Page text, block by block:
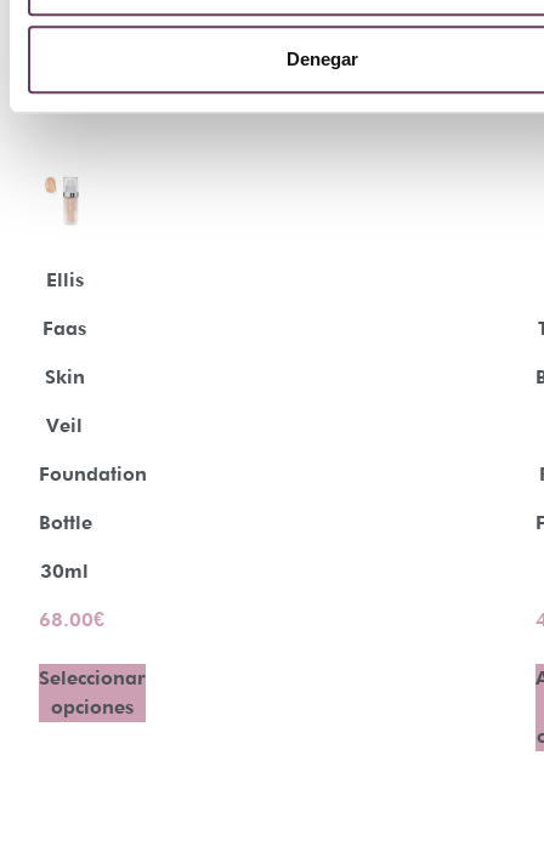
Denegar
Ellis
Faas
Skin
Veil
Foundation
Bottle
30ml
68.00€
Seleccionar
opciones